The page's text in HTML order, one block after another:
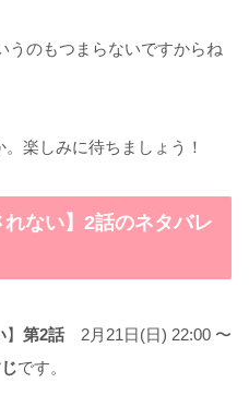
うのもつまらないですからね
楽しみに待ちましょう！
れない】2話のネタバレ
】 第2話2月21日(日) 22:00 〜
です。